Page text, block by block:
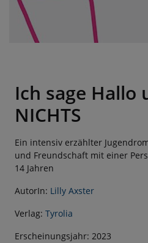
Ich sage Hallo
NICHTS
Ein intensiv erzählter
und Freundschaft mit einer
14 Jahren
AutorIn: Lilly Axster
Verlag: Tyrolia
Erscheinungsjahr: 2023